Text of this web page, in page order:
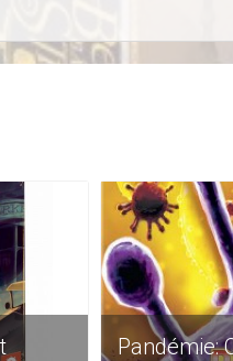
Pandémie: